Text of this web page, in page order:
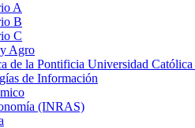
A
B
C
Agro
de la Pontificia Universidad Católica
de Información
(INRAS)